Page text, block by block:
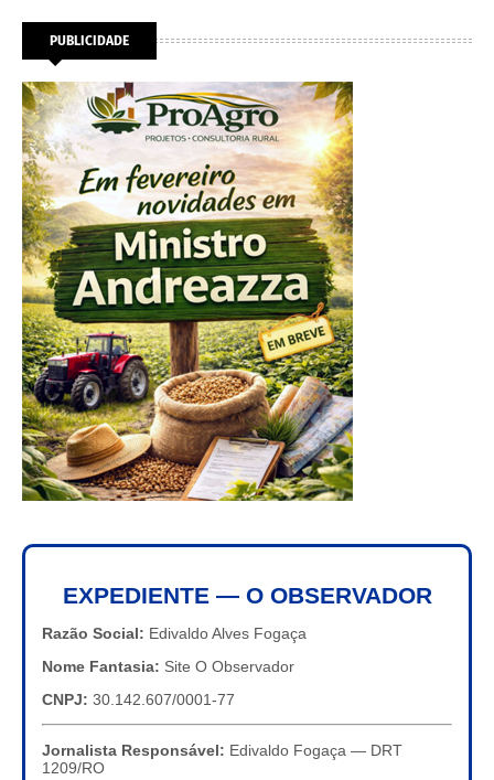
PUBLICIDADE
EXPEDIENTE — O OBSERVADOR
Razão Social: Edivaldo Alves Fogaça
Nome Fantasia: Site O Observador
CNPJ: 30.142.607/0001-77
Jornalista Responsável: Edivaldo Fogaça — DRT
1209/RO